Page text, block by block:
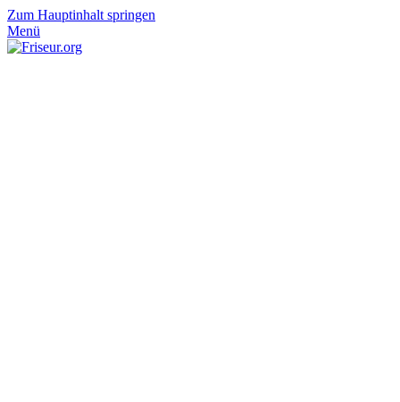
Zum Hauptinhalt springen
Menü